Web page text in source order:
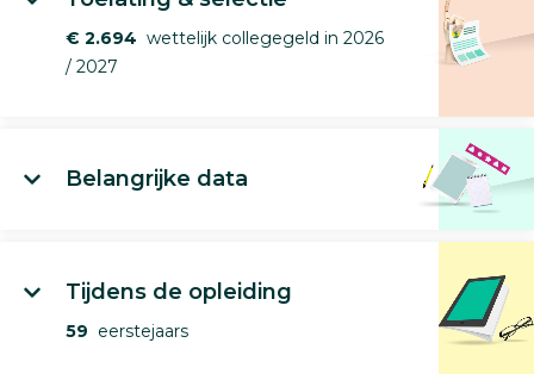
€ 2.694 wettelijk collegegeld in 2026
/ 2027
Belangrijke data
Tijdens de opleiding
59 eerstejaars